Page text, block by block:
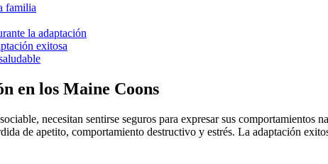
familia
la adaptación
exitosa
en los Maine Coons
necesitan sentirse seguros para expresar sus comportamientos
de apetito, comportamiento destructivo y estrés. La adaptación